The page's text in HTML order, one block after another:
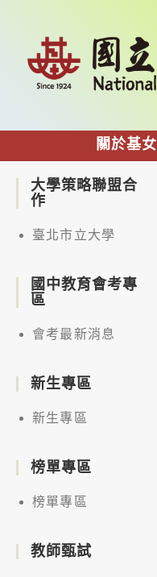
關於基女
大學策略聯盟合
作
臺北市立大學
國中教育會考專
區
會考最新消息
新生專區
新生專區
榜單專區
榜單專區
教師甄試